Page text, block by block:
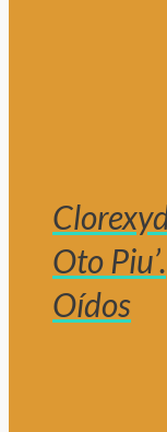
Oto Piu’.
Oídos